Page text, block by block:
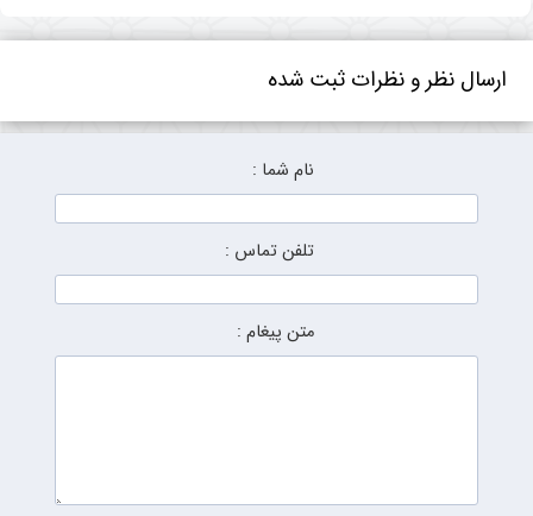
ارسال نظر و نظرات ثبت شده
نام شما :
تلفن تماس :
متن پیغام :